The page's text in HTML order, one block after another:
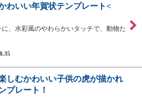
わいい年賀状テンプレート<
、水彩風のやわらかいタッチで、動物た
しむかわいい子供の虎が描かれ
プレート！